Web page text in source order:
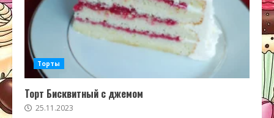
Торты
Торт Бисквитный с джемом
25.11.2023